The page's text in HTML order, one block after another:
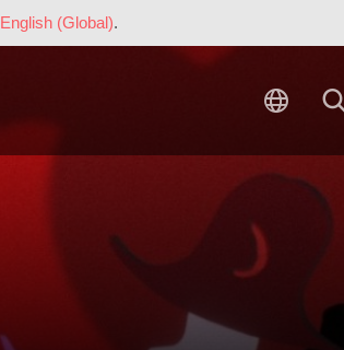
English (Global).